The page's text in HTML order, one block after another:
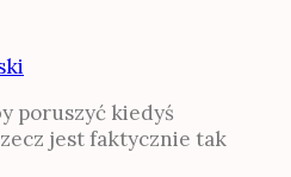
poruszyć kiedyś
jest faktycznie tak